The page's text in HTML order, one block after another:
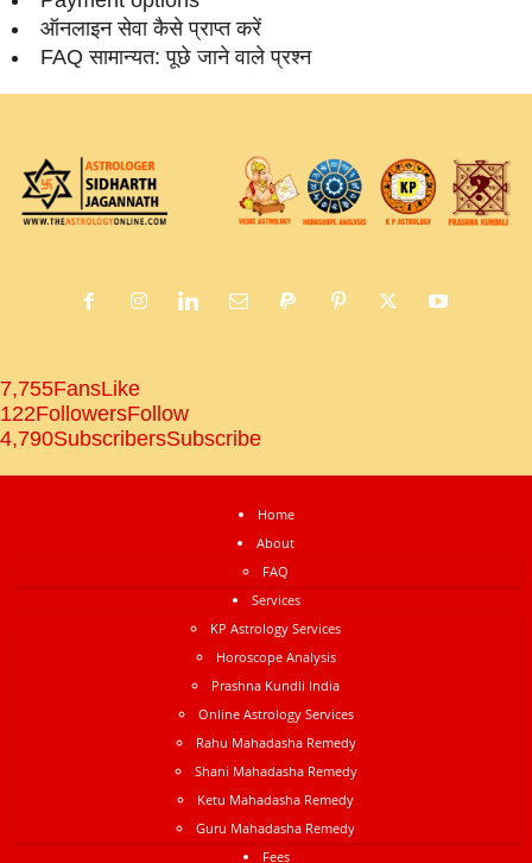
ऑनलाइन सेवा कैसे प्राप्‍त करें
FAQ सामान्‍यत: पूछे जाने वाले प्रश्‍न
7,755FansLike
122FollowersFollow
4,790SubscribersSubscribe
Home
About
FAQ
Services
KP Astrology Services
Horoscope Analysis
Prashna Kundli India
Online Astrology Services
Rahu Mahadasha Remedy
Shani Mahadasha Remedy
Ketu Mahadasha Remedy
Guru Mahadasha Remedy
Fees